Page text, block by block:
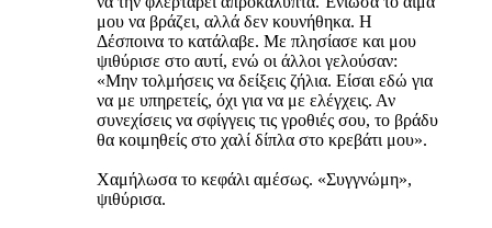
μου να βράζει, αλλά δεν κουνήθηκα. Η
Δέσποινα το κατάλαβε. Με πλησίασε και μου
ψιθύρισε στο αυτί, ενώ οι άλλοι γελούσαν:
«Μην τολμήσεις να δείξεις ζήλια. Είσαι εδώ για
να με υπηρετείς, όχι για να με ελέγχεις. Αν
συνεχίσεις να σφίγγεις τις γροθιές σου, το βράδυ
θα κοιμηθείς στο χαλί δίπλα στο κρεβάτι μου».
Χαμήλωσα το κεφάλι αμέσως. «Συγγνώμη»,
ψιθύρισα.